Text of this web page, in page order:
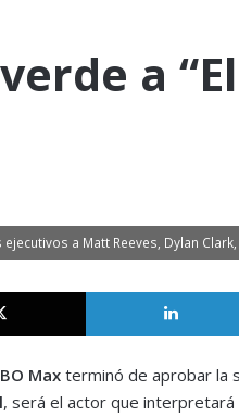
a
a Matt Reeves, Dylan Clark,
X
Maxterminó de aprobar la
, será el actor que interpretará